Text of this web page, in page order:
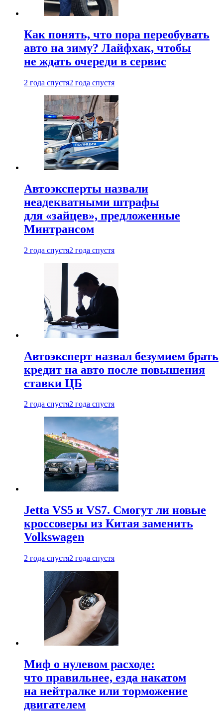
Как понять, что пора переобувать
авто на зиму? Лайфхак, чтобы
не ждать очереди в сервис
2 года спустя2 года спустя
Автоэксперты назвали
неадекватными штрафы
для «зайцев», предложенные
Минтрансом
2 года спустя2 года спустя
Автоэксперт назвал безумием брать
кредит на авто после повышения
ставки ЦБ
2 года спустя2 года спустя
Jetta VS5 и VS7. Смогут ли новые
кроссоверы из Китая заменить
Volkswagen
2 года спустя2 года спустя
Миф о нулевом расходе:
что правильнее, езда накатом
на нейтралке или торможение
двигателем